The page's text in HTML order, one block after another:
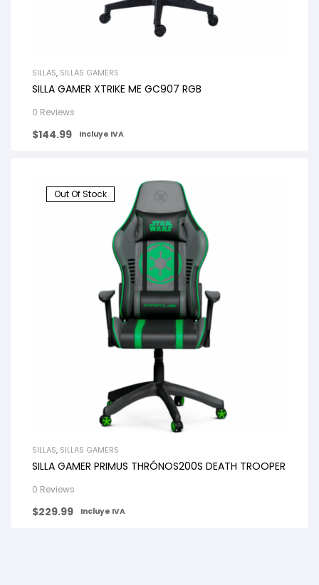
SILLAS, SILLAS GAMERS
SILLA GAMER XTRIKE ME GC907 RGB
0 Reviews
$144.99 Incluye IVA
Out Of Stock
SILLAS, SILLAS GAMERS
SILLA GAMER PRIMUS THRÓNOS200S DEATH TROOPER
0 Reviews
$229.99 Incluye IVA